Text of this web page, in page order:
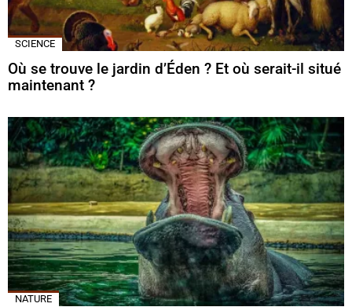
SCIENCE
Où se trouve le jardin d’Éden ? Et où serait-il situé
maintenant ?
NATURE